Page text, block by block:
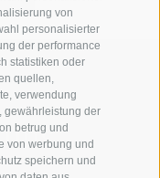
von
personalisierter
der performance
statistiken oder
quellen,
verwendung
gewährleistung der
betrug und
von werbung und
speichern und